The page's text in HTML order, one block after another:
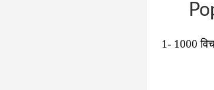
1- 1000